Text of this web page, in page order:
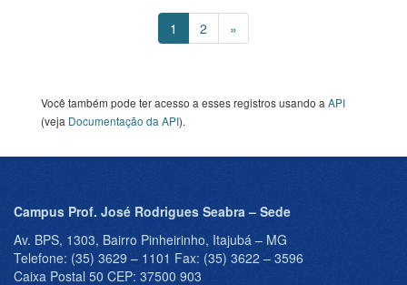
1 2 »
Você também pode ter acesso a esses registros usando a API
(veja Documentação da API).
Campus Prof. José Rodrigues Seabra – Sede
Av. BPS, 1303, Bairro Pinheirinho, Itajubá – MG
Telefone: (35) 3629 – 1101 Fax: (35) 3622 – 3596
Caixa Postal 50 CEP: 37500 903